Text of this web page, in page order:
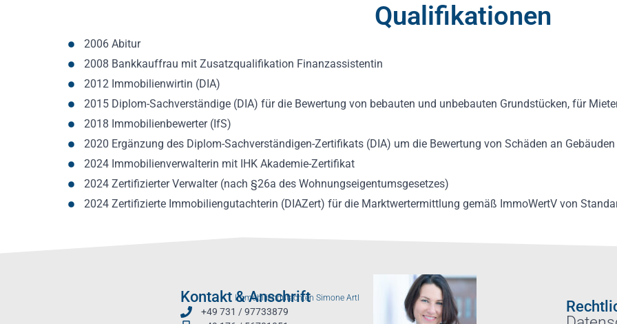
Qualifikationen
2006 Abitur
2008 Bankkauffrau mit Zusatzqualifikation Finanzassistentin
2012 Immobilienwirtin (DIA)
2015 Diplom-Sachverständige (DIA) für die Bewertung von bebauten und unbebauten Grundstücken, für
2018 Immobilienbewerter (IfS)
2020 Ergänzung des Diplom-Sachverständigen-Zertifikats (DIA) um die Bewertung von Schäden an Gebäuden
2024 Immobilienverwalterin mit IHK Akademie-Zertifikat
2024 Zertifizierter Verwalter (nach §26a des Wohnungseigentumsgesetzes)
2024 Zertifizierte Immobiliengutachterin (DIAZert) für die Marktwertermittlung gemäß ImmoWertV von
Kontakt & Anschrift
Immobiliengutachten Simone Artl
+49 731 / 97733879